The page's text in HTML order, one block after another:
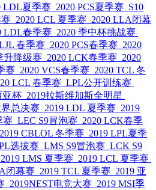
LDL夏季赛 2020 PCS夏季赛 S10
2020 LCL 夏季赛 2020 LLA闭幕
LDL春季赛 2020 季中杯挑战赛
春季赛 2020 PCS春季赛 2020
升降级赛 2020 LCK春季赛 2020
赛 2020 VCS春季赛 2020 TCL 冬
LCL 春季赛 LPL公开训练赛
亚杯 2019拉斯维加斯全明星
界总决赛 2019 LDL 夏季赛 2019
赛 LEC S9冒泡赛 2020 LCK春季
2019 CBLOL 冬季赛 2019 LPL夏季
选拔赛 LMS S9冒泡赛 LCK S9
2019 LMS 夏季赛 2019 LCL 夏季赛
闭幕赛 2019 TCL 夏季赛 2019 亚
2019NEST电竞大赛 2019 MSI季